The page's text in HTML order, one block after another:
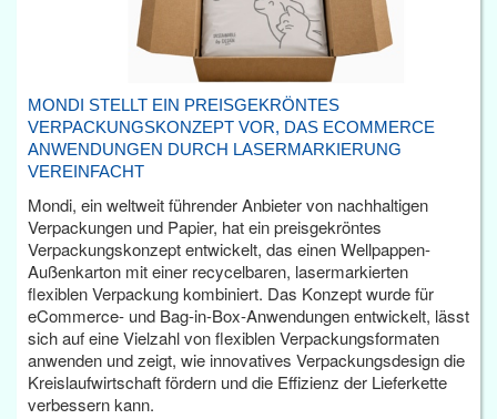
MONDI STELLT EIN PREISGEKRÖNTES
VERPACKUNGSKONZEPT VOR, DAS ECOMMERCE
ANWENDUNGEN DURCH LASERMARKIERUNG
VEREINFACHT
Mondi, ein weltweit führender Anbieter von nachhaltigen
Verpackungen und Papier, hat ein preisgekröntes
Verpackungskonzept entwickelt, das einen Wellpappen-
Außenkarton mit einer recycelbaren, lasermarkierten
flexiblen Verpackung kombiniert. Das Konzept wurde für
eCommerce- und Bag-in-Box-Anwendungen entwickelt, lässt
sich auf eine Vielzahl von flexiblen Verpackungsformaten
anwenden und zeigt, wie innovatives Verpackungsdesign die
Kreislaufwirtschaft fördern und die Effizienz der Lieferkette
verbessern kann.